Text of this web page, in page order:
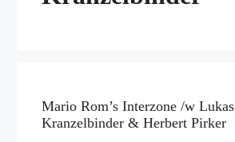
Mario Rom’s Interzone /w Lukas
Kranzelbinder & Herbert Pirker